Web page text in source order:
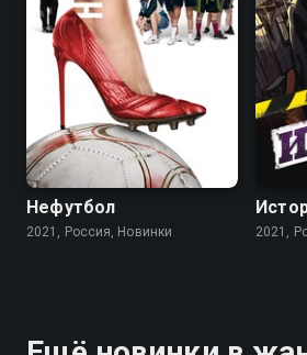
Нефутбол
2021, Россия, Новинки 2021,